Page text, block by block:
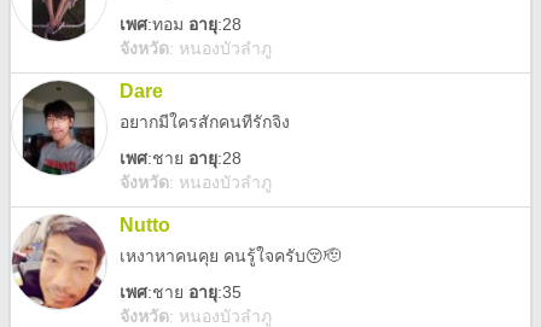
เพศ:ทอม อายุ:28
จังหวัด: หนองบัวลำภู
Dare
อยากมีใครสักคนทีรักจิง
เพศ:ชาย อายุ:28
จังหวัด: หนองบัวลำภู
Nutto
เหงาหาคนคุย คนรู้ใจครับ😚🫡
เพศ:ชาย อายุ:35
จังหวัด: หนองบัวลำภู